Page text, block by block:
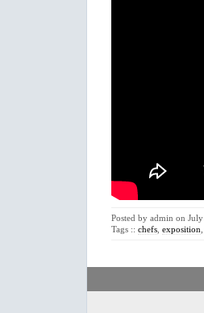
Posted by admin on
Tags :: chefs exposition